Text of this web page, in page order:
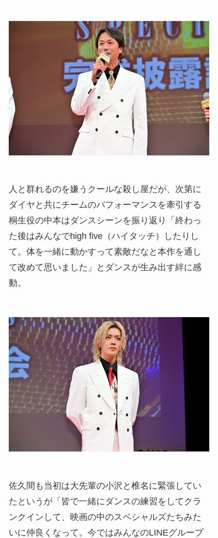
人と群れるのを嫌うクールな殺し屋だが、次第に
ダイヤと共にチームのパフォーマンスを牽引する
桐生役の中本はダンスシーンを振り返り「終わっ
た後はみんなでhigh five（ハイタッチ）したりし
て。体を一緒に動かすって素敵だなと本作を通し
て改めて思いました」とダンスが生み出す絆に感
動。
佐久間も当初は大先輩の小沢と椎名に緊張してい
たというが「皆で一緒にダンスの練習をしてクラ
ンクインして、映画の中のスペシャルズたちみた
いに仲良くなって。今ではみんなのLINEグループ